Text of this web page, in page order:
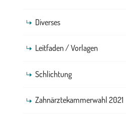
Diverses
Leitfaden / Vorlagen
Schlichtung
Zahnärztekammerwahl 2021